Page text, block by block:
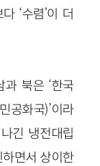
‘수렴’이 더
북은 ‘한국
공화국)’이라
긴 냉전대립
면서 상이한